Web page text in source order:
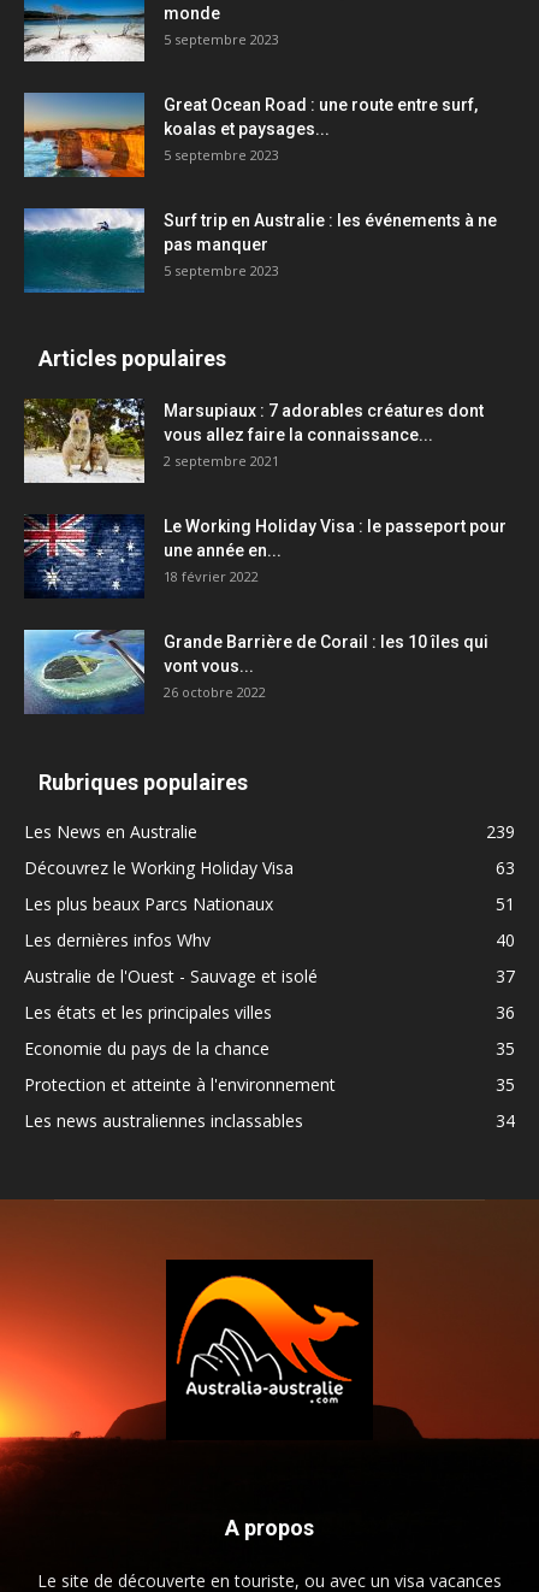
monde
5 septembre 2023
Great Ocean Road : une route entre surf,
koalas et paysages...
5 septembre 2023
Surf trip en Australie : les événements à ne
pas manquer
5 septembre 2023
Articles populaires
Marsupiaux : 7 adorables créatures dont
vous allez faire la connaissance...
2 septembre 2021
Le Working Holiday Visa : le passeport pour
une année en...
18 février 2022
Grande Barrière de Corail : les 10 îles qui
vont vous...
26 octobre 2022
Rubriques populaires
Les News en Australie
239
Découvrez le Working Holiday Visa
63
Les plus beaux Parcs Nationaux
51
Les dernières infos Whv
40
Australie de l'Ouest - Sauvage et isolé
37
Les états et les principales villes
36
Economie du pays de la chance
35
Protection et atteinte à l'environnement
35
Les news australiennes inclassables
34
A propos
Le site de découverte en touriste, ou avec un visa vacances